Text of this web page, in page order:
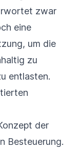
zwar
eine
um die
zu
entlasten.
der
Besteuerung.